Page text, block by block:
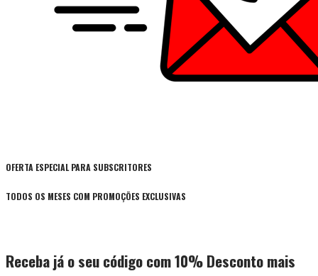
OFERTA ESPECIAL PARA SUBSCRITORES
TODOS OS MESES COM PROMOÇÕES EXCLUSIVAS
Receba já o seu código com 10% Desconto mais